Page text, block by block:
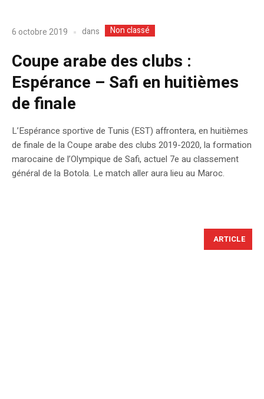
6 octobre 2019 dans Non classé
Coupe arabe des clubs :
Espérance – Safi en huitièmes
de finale
L’Espérance sportive de Tunis (EST) affrontera, en huitièmes
de finale de la Coupe arabe des clubs 2019-2020, la formation
marocaine de l’Olympique de Safi, actuel 7e au classement
général de la Botola. Le match aller aura lieu au Maroc.
ARTICLE